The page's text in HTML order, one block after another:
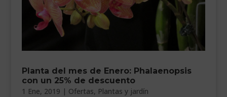
DECORACIÓN
HORARIO GARDEN
BLOG
___________________________
Planta del mes de Enero: Phalaenopsis
con un 25% de descuento
1 Ene, 2019 | Ofertas, Plantas y jardín